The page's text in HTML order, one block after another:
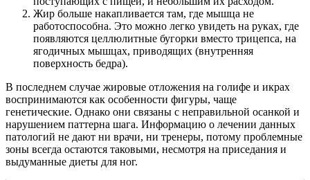
Жир больше накапливается там, где мышца не
работоспособна. Это можно легко увидеть на руках, где
появляются целлюлитные бугорки вместо трицепса, на
ягодичных мышцах, приводящих (внутренняя
поверхность бедра).
В последнем случае жировые отложения на голифе и икрах
воспринимаются как особенности фигуры, чаще
генетические. Однако они связаны с неправильной осанкой и
нарушением паттерна шага. Информацию о лечении данных
патологий не дают ни врачи, ни тренеры, потому проблемные
зоны всегда остаются таковыми, несмотря на приседания и
выдуманные диеты для ног.